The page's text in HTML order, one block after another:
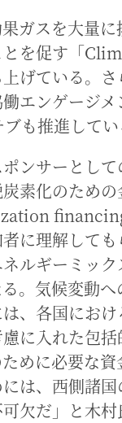
ガスを大量
を促す「
げている。
エンゲージメ
も推進してい
ンサーとし
素化のため
に理解しても
ルギーミッ
。気候変動
、各国におけ
に入れた包
めに必要な
は、西側諸
欠だ」と木村